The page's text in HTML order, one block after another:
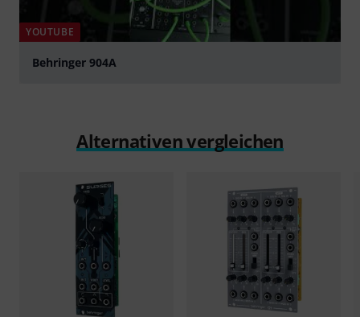
YOUTUBE
Behringer 904A
Alternativen vergleichen